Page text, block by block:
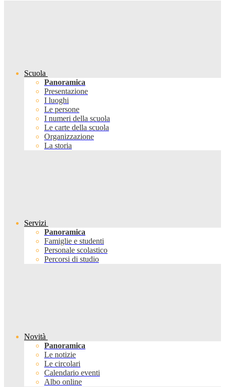
Scuola
Panoramica
Presentazione
I luoghi
Le persone
I numeri della scuola
Le carte della scuola
Organizzazione
La storia
Servizi
Panoramica
Famiglie e studenti
Personale scolastico
Percorsi di studio
Novità
Panoramica
Le notizie
Le circolari
Calendario eventi
Albo online